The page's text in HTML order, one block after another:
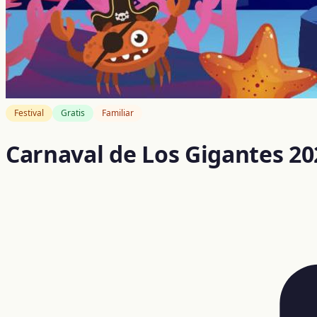
Festival Gratis Familiar
Carnaval de Los Gigantes